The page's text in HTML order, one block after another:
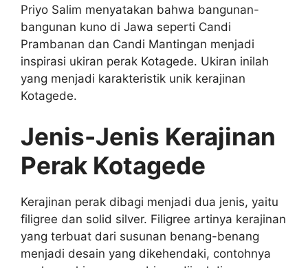
Priyo Salim menyatakan bahwa bangunan-
bangunan kuno di Jawa seperti Candi
Prambanan dan Candi Mantingan menjadi
inspirasi ukiran perak Kotagede. Ukiran inilah
yang menjadi karakteristik unik kerajinan
Kotagede.
Jenis-Jenis Kerajinan
Perak Kotagede
Kerajinan perak dibagi menjadi dua jenis, yaitu
filigree dan solid silver. Filigree artinya kerajinan
yang terbuat dari susunan benang-benang
menjadi desain yang dikehendaki, contohnya